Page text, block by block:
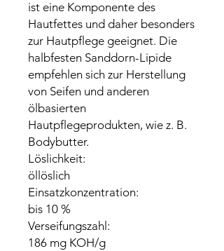
ist eine Komponente des
Hautfettes und daher besonders
zur Hautpflege geeignet. Die
halbfesten Sanddorn-Lipide
empfehlen sich zur Herstellung
von Seifen und anderen
ölbasierten
Hautpflegeprodukten, wie z. B.
Bodybutter.
Löslichkeit:
öllöslich
Einsatzkonzentration:
bis 10 %
Verseifungszahl:
186 mg KOH/g